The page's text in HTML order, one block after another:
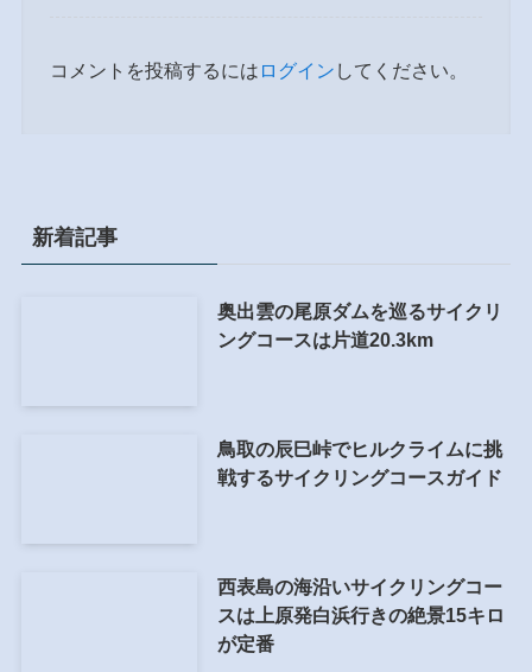
コメントを投稿するには ログイン してください。
新着記事
奥出雲の尾原ダムを巡るサイクリ
ングコースは片道20.3km
鳥取の辰巳峠でヒルクライムに挑
戦するサイクリングコースガイド
西表島の海沿いサイクリングコー
スは上原発白浜行きの絶景15キロ
が定番